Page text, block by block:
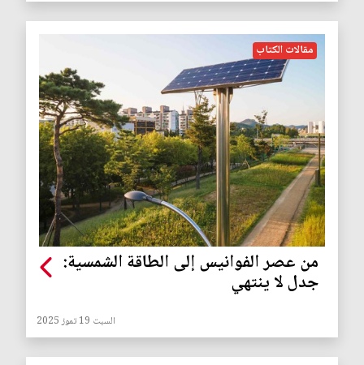
مقالات الكتاب
من عصر الفوانيس إلى الطاقة الشمسية:
جدل لا ينتهي
السبت 19 تموز 2025